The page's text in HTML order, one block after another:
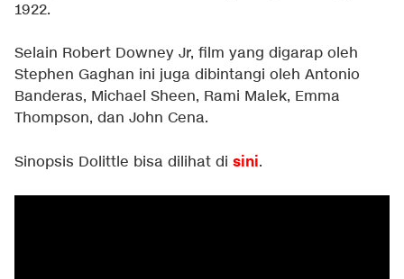
1922.
Selain Robert Downey Jr, film yang digarap oleh
Stephen Gaghan ini juga dibintangi oleh Antonio
Banderas, Michael Sheen, Rami Malek, Emma
Thompson, dan John Cena.
Sinopsis Dolittle bisa dilihat di sini.